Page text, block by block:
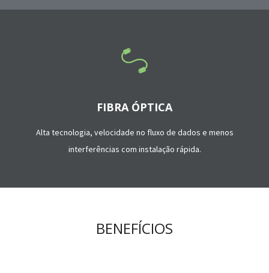
FIBRA ÓPTICA
Alta tecnologia, velocidade no fluxo de dados e menos
interferências com instalação rápida.
BENEFÍCIOS